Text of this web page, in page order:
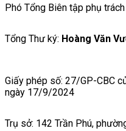
Phó Tổng Biên tập phụ
Tổng Thư ký: Hoàng Văn
Giấy phép số: 27/GP-CBC
ngày 17/9/2024
Trụ sở: 142 Trần Phú,